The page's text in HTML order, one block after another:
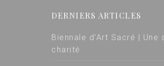
DERNIERS ARTICLES
Biennale d’Art Sacré |
charité